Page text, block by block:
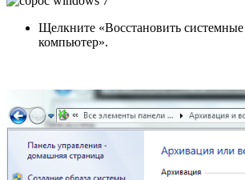
Щелкните «Восстановить
компьютер».